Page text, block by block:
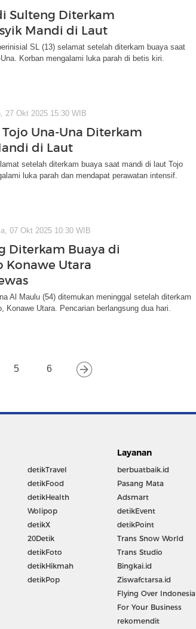
Sulteng Diterkam
Mandi di Laut
SL (13) selamat setelah diterkam buaya saat
Korban mengalami luka parah di betis kiri.
27 Okt 2025 15:30 WIB
Tojo Una-Una Diterkam
di Laut
setelah diterkam buaya saat mandi di laut Tojo
luka parah dan mendapat perawatan intensif.
07 Okt 2025 10:30 WIB
Diterkam Buaya di
Konawe Utara
Al Maulu (54) ditemukan meninggal setelah diterkam
Konawe Utara. Pencarian berlangsung dua hari.
5 6
detikTravel
detikFood
detikHealth
Wolipop
detikX
20Detik
detikFoto
detikHikmah
detikPop
Layanan
berbuatbaik.id
Pasang Mata
Adsmart
detikEvent
detikPoint
Trans Snow World
Trans Studio
Bingkai.id
Ziswafctarsa.id
Flying Over Indonesia
For Your Business
rekomendit